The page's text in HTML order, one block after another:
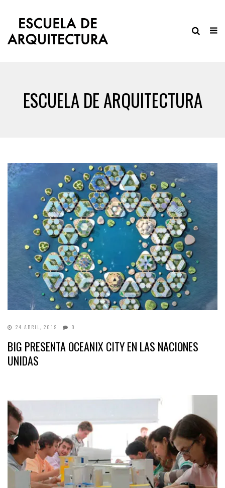
ESCUELA DE ARQUITECTURA
24 ABRIL, 2019 0
BIG PRESENTA OCEANIX CITY EN LAS NACIONES
UNIDAS